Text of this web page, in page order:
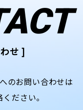
せ ]
のお問い合わせは
ださい。